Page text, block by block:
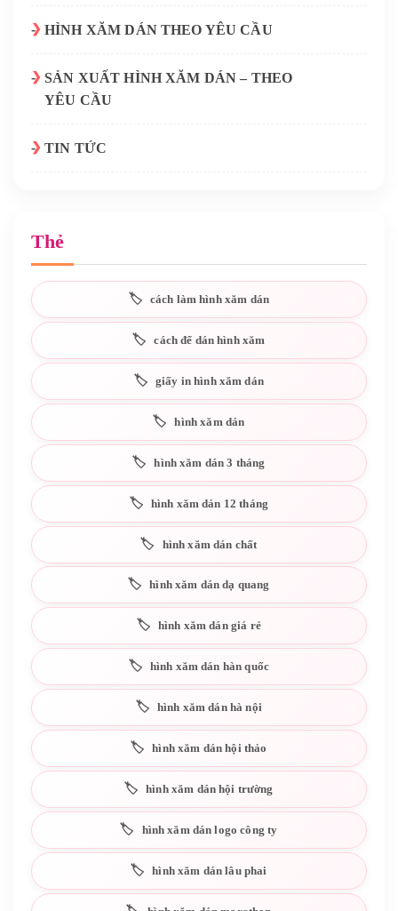
HÌNH XĂM DÁN THEO YÊU CẦU
SẢN XUẤT HÌNH XĂM DÁN – THEO
YÊU CẦU
TIN TỨC
Thẻ
cách làm hình xăm dán
cách để dán hình xăm
giấy in hình xăm dán
hình xăm dán
hình xăm dán 3 tháng
hình xăm dán 12 tháng
hình xăm dán chất
hình xăm dán dạ quang
hình xăm dán giá rẻ
hình xăm dán hàn quốc
hình xăm dán hà nội
hình xăm dán hội thảo
hình xăm dán hội trường
hình xăm dán logo công ty
hình xăm dán lâu phai